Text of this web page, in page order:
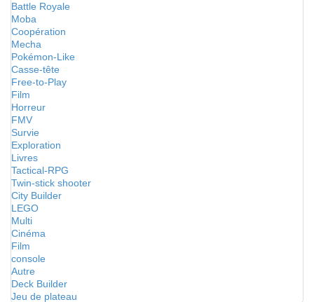
Battle Royale
Moba
Coopération
Mecha
Pokémon-Like
Casse-tête
Free-to-Play
Film
Horreur
FMV
Survie
Exploration
Livres
Tactical-RPG
Twin-stick shooter
City Builder
LEGO
Multi
Cinéma
Film
console
Autre
Deck Builder
Jeu de plateau